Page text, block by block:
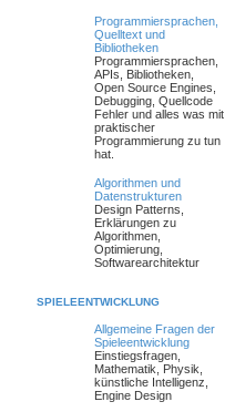
Programmiersprachen,
Quelltext und
Bibliotheken
Programmiersprachen,
APIs, Bibliotheken,
Open Source Engines,
Debugging, Quellcode
Fehler und alles was mit
praktischer
Programmierung zu tun
hat.
Algorithmen und
Datenstrukturen
Design Patterns,
Erklärungen zu
Algorithmen,
Optimierung,
Softwarearchitektur
SPIELEENTWICKLUNG
Allgemeine Fragen der
Spieleentwicklung
Einstiegsfragen,
Mathematik, Physik,
künstliche Intelligenz,
Engine Design